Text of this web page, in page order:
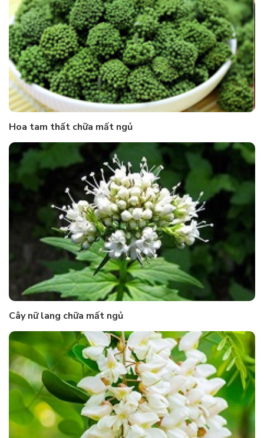
Hoa tam thất chữa mất ngủ
Cây nữ lang chữa mất ngủ